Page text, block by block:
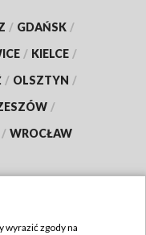
/ GDAŃSK /
/ KIELCE /
/ OLSZTYN /
/
/ WROCŁAW
wyrazić zgody na